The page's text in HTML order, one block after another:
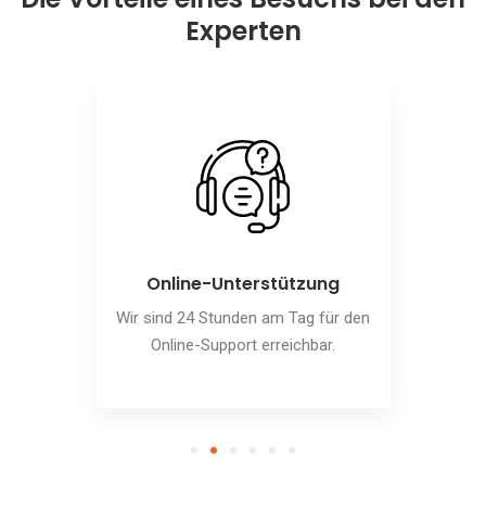
Experten
Online-Unterstützung
Wir sind 24 Stunden am Tag für den
Online-Support erreichbar.